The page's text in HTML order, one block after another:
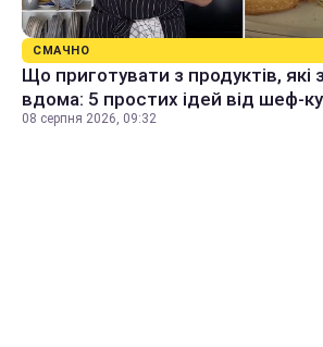
СМАЧНО
Що приготувати з продуктів, які
вдома: 5 простих ідей від шеф-
08 серпня 2026, 09:32